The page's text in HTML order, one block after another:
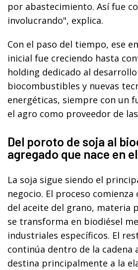
por abastecimiento. Así fue
involucrando", explica.
Con el paso del tiempo, ese
inicial fue creciendo hasta
holding dedicado al
biocombustibles y nuevas
energéticas, siempre con un
el agro como proveedor de
Del poroto de soja al
agregado que nace en
La soja sigue siendo el
negocio. El proceso
del aceite del grano, materia
se transforma en biodiésel
industriales específicos. El
continúa dentro de la cadena
destina principalmente a la